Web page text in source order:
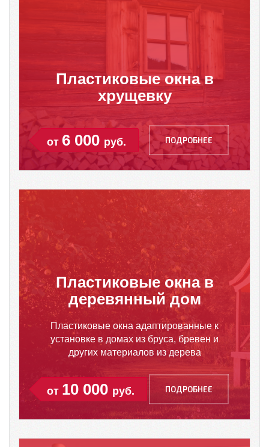
Пластиковые окна в
хрущевку
от 6 000 руб. ПОДРОБНЕЕ
Пластиковые окна в
деревянный дом
Пластиковые окна адаптированные к
установке в домах из бруса, бревен и
других материалов из дерева
от 10 000 руб. ПОДРОБНЕЕ